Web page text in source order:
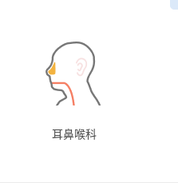
耳鼻喉科